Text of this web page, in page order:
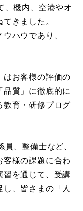
、機内、空港やオ
きました。
ハウであり、
はお客様の評価の
質」に徹底的に
教育・研修プログ
、整備士など、
客様の課題に合わ
習を通じて、受講
、皆さまの「人